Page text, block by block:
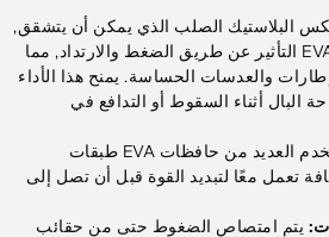
البلاستيك الصلب الذي يمكن أن يتشقق,
يمتص هيكل الرغوة EVA التأثير عن طريق الضغط والارتداد, مما
والعدسات الحساسة. يمنح هذا الأداء
البال أثناء السقوط أو التدافع في
تستخدم العديد من حافظات EVA طبقات
تعمل معًا لتبديد القوة قبل أن تصل إلى
يتم امتصاص الضغوط حتى من حقائب